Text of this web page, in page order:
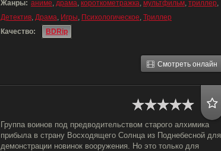
Жанры: аниме, драма, короткометражка, мультфильм, триллер,
Детектив, Драма, Игры, Психологическое, Триллер
Качество:
BDRip
Смотреть онлайн
Группа воинов под предводительством старого алхимика
прибыла в страну Восходящего Солнца из Поднебесной для
демонстрации новинок вооружения. Но это только для